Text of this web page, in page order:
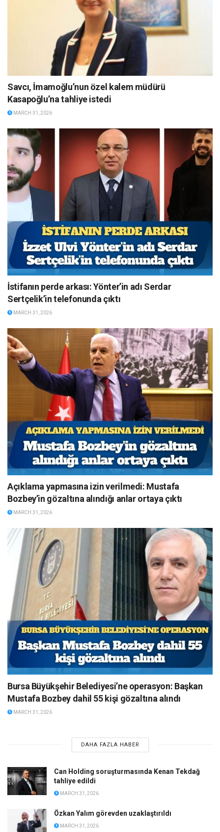
Savcı, İmamoğlu’nun özel kalem müdürü
Kasapoğlu’na tahliye istedi
MARCH 31, 2026
İstifanın perde arkası: Yönter’in adı Serdar
Sertçelik’in telefonunda çıktı
MARCH 31, 2026
Açıklama yapmasına izin verilmedi: Mustafa
Bozbey’in gözaltına alındığı anlar ortaya çıktı
MARCH 31, 2026
Bursa Büyükşehir Belediyesi’ne operasyon: Başkan
Mustafa Bozbey dahil 55 kişi gözaltına alındı
MARCH 31, 2026
DAHA FAZLA HABER
Can Holding soruşturmasında Kenan Tekdağ
tahliye edildi
MARCH 31, 2026
Özkan Yalım görevden uzaklaştırıldı
MARCH 31, 2026